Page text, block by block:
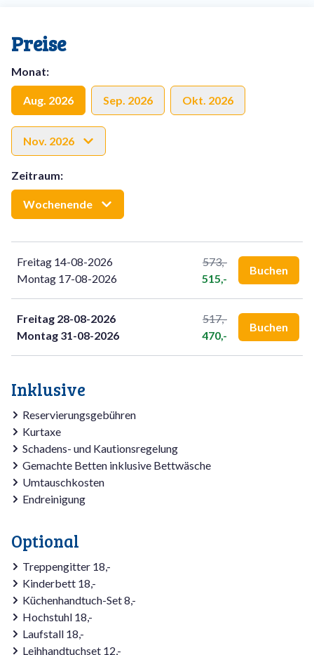
Preise
Monat:
Aug. 2026 Sep. 2026 Okt. 2026
Nov. 2026
Zeitraum:
Wochenende
Freitag 14-08-2026
Montag 17-08-2026
573,-
515,-
Buchen
Freitag 28-08-2026
Montag 31-08-2026
517,-
470,-
Buchen
Inklusive
Reservierungsgebühren
Kurtaxe
Schadens- und Kautionsregelung
Gemachte Betten inklusive Bettwäsche
Umtauschkosten
Endreinigung
Optional
Treppengitter 18,-
Kinderbett 18,-
Küchenhandtuch-Set 8,-
Hochstuhl 18,-
Laufstall 18,-
Leihhandtuchset 12,-